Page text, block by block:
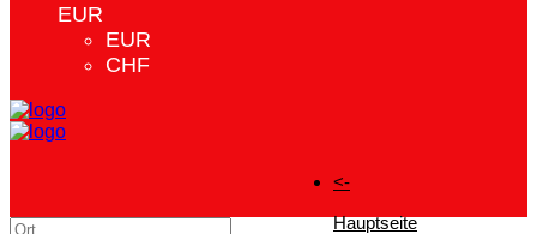
EUR
EUR
CHF
<-
Hauptseite